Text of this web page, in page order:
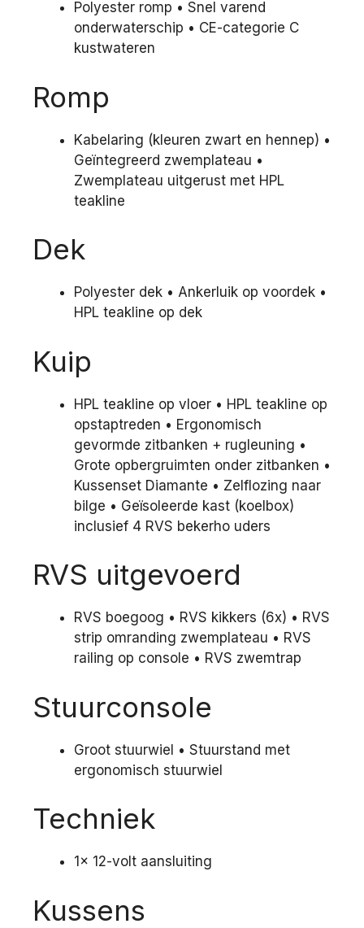
Polyester romp • Snel varend
onderwaterschip • CE-categorie C
kustwateren
Romp
Kabelaring (kleuren zwart en hennep) •
Geïntegreerd zwemplateau •
Zwemplateau uitgerust met HPL
teakline
Dek
Polyester dek • Ankerluik op voordek •
HPL teakline op dek
Kuip
HPL teakline op vloer • HPL teakline op
opstaptreden • Ergonomisch
gevormde zitbanken + rugleuning •
Grote opbergruimten onder zitbanken •
Kussenset Diamante • Zelflozing naar
bilge • Geïsoleerde kast (koelbox)
inclusief 4 RVS bekerho uders
RVS uitgevoerd
RVS boegoog • RVS kikkers (6x) • RVS
strip omranding zwemplateau • RVS
railing op console • RVS zwemtrap
Stuurconsole
Groot stuurwiel • Stuurstand met
ergonomisch stuurwiel
Techniek
1x 12-volt aansluiting
Kussens